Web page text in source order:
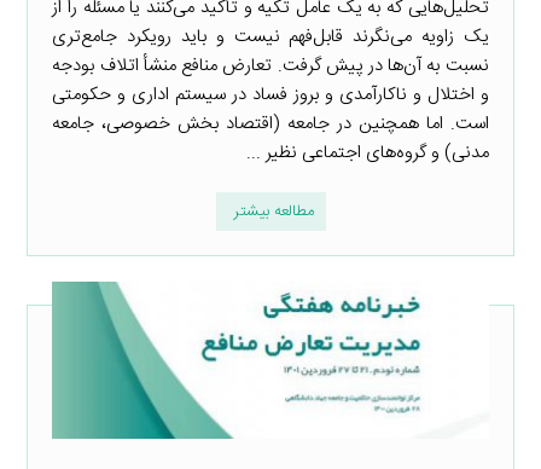
تحلیل‌هایی که به یک عامل تکیه و تأکید می‌کنند یا مسئله را از
یک زاویه می‌نگرند قابل‌فهم نیست و باید رویکرد جامع‌تری
نسبت به آن‌ها در پیش گرفت. تعارض منافع منشأ اتلاف بودجه
و اختلال و ناکارآمدی و بروز فساد در سیستم اداری و حکومتی
است. اما همچنین در جامعه (اقتصاد بخش خصوصی، جامعه
مدنی) و گروه‌های اجتماعی نظیر ...
مطالعه بیشتر